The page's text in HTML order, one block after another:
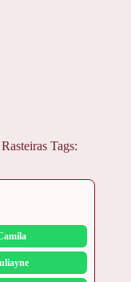
Rasteiras Tags: